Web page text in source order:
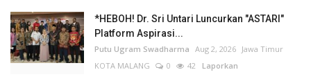
*HEBOH! Dr. Sri Untari Luncurkan "ASTARI"
Platform Aspirasi...
Putu Ugram Swadharma Aug 2, 2026 Jawa Timur
KOTA MALANG
0 42 Laporkan